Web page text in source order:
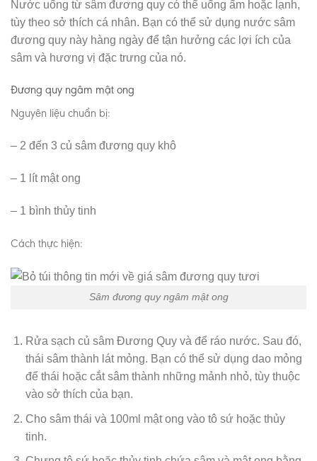
Nước uống từ sâm đương quy có thể uống ấm hoặc lạnh,
tùy theo sở thích cá nhân. Bạn có thể sử dụng nước sâm
đương quy này hàng ngày để tận hưởng các lợi ích của
sâm và hương vị đặc trưng của nó.
Đương quy ngâm mật ong
Nguyên liệu chuẩn bị:
– 2 đến 3 củ sâm đương quy khô
– 1 lít mật ong
– 1 bình thủy tinh
Cách thực hiện:
Sâm đương quy ngâm mật ong
Rửa sạch củ sâm Đương Quy và để ráo nước. Sau đó,
thái sâm thành lát mỏng. Bạn có thể sử dụng dao mỏng
để thái hoặc cắt sâm thành những mảnh nhỏ, tùy thuộc
vào sở thích của bạn.
Cho sâm thái và 100ml mật ong vào tô sứ hoặc thủy
tinh.